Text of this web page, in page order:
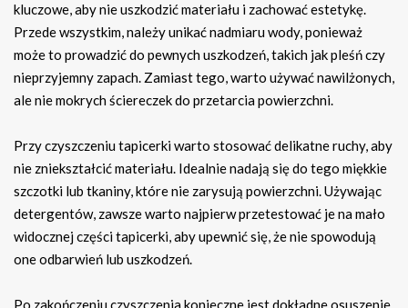
kluczowe, aby nie uszkodzić materiału i zachować estetykę.
Przede wszystkim, należy unikać nadmiaru wody, ponieważ
może to prowadzić do pewnych uszkodzeń, takich jak pleśń czy
nieprzyjemny zapach. Zamiast tego, warto używać nawilżonych,
ale nie mokrych ściereczek do przetarcia powierzchni.
Przy czyszczeniu tapicerki warto stosować delikatne ruchy, aby
nie zniekształcić materiału. Idealnie nadają się do tego miękkie
szczotki lub tkaniny, które nie zarysują powierzchni. Używając
detergentów, zawsze warto najpierw przetestować je na mało
widocznej części tapicerki, aby upewnić się, że nie spowodują
one odbarwień lub uszkodzeń.
Po zakończeniu czyszczenia konieczne jest dokładne osuszenie